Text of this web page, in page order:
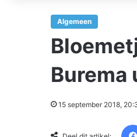
Algemeen
15 september 2018,